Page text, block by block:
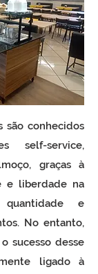
são conhecidos
self-service,
graças à
e liberdade na
e
No entanto,
sucesso desse
ligado à